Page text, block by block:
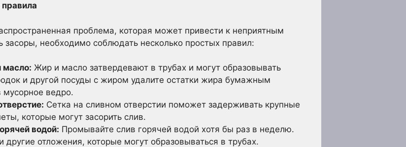
проблема, которая может привести к неприятным
засоры, необходимо соблюдать несколько простых правил:
масло: Жир и масло затвердевают в трубах и могут образовывать
и другой посуды с жиром удалите остатки жира бумажным
мусорное ведро.
Сетка на сливном отверстии поможет задерживать крупные
которые могут засорить слив.
водой: Промывайте слив горячей водой хотя бы раз в неделю.
отложения, которые могут образовываться в трубах.